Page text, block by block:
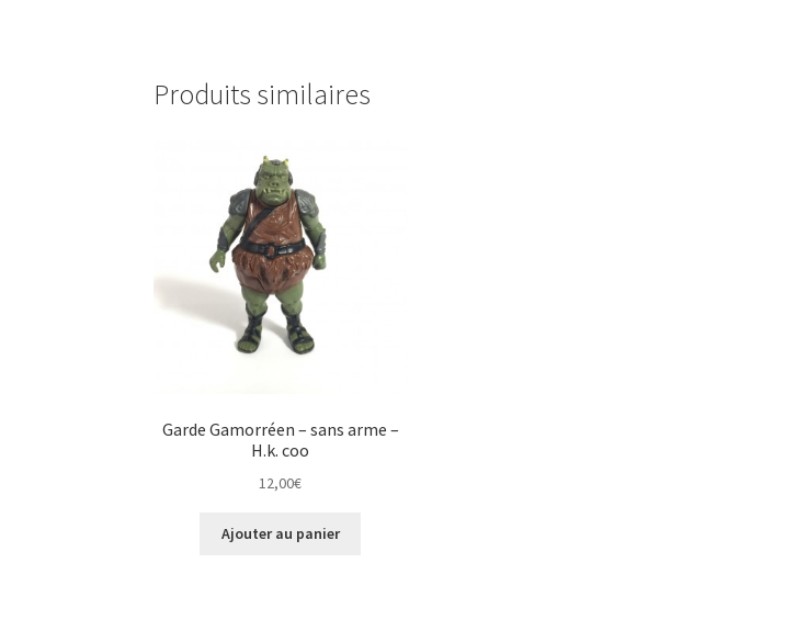
Produits similaires
Garde Gamorréen – sans arme –
H.k. coo
12,00€
Ajouter au panier